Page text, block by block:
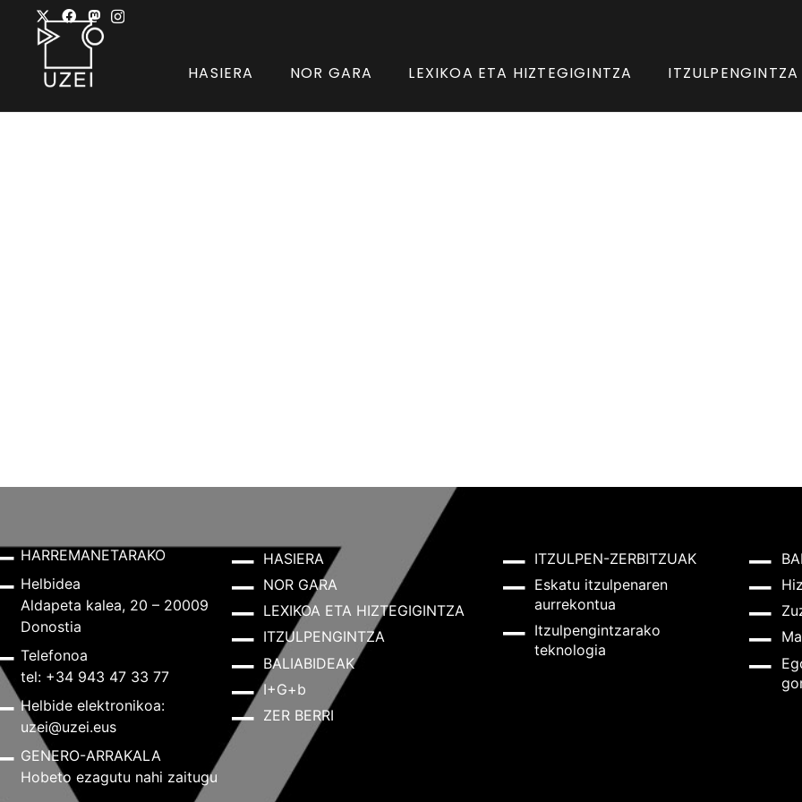
HASIERA NOR GARA LEXIKOA ETA HIZTEGIGINTZA ITZULPENGINTZA
HARREMANETARAKO
Helbidea
Aldapeta kalea, 20 – 20009
Donostia
Telefonoa
tel: +34 943 47 33 77
Helbide elektronikoa:
uzei@uzei.eus
GENERO-ARRAKALA
Hobeto ezagutu nahi zaitugu
HASIERA
NOR GARA
LEXIKOA ETA HIZTEGIGINTZA
ITZULPENGINTZA
BALIABIDEAK
I+G+b
ZER BERRI
ITZULPEN-ZERBITZUAK
Eskatu itzulpenaren
aurrekontua
Itzulpengintzarako
teknologia